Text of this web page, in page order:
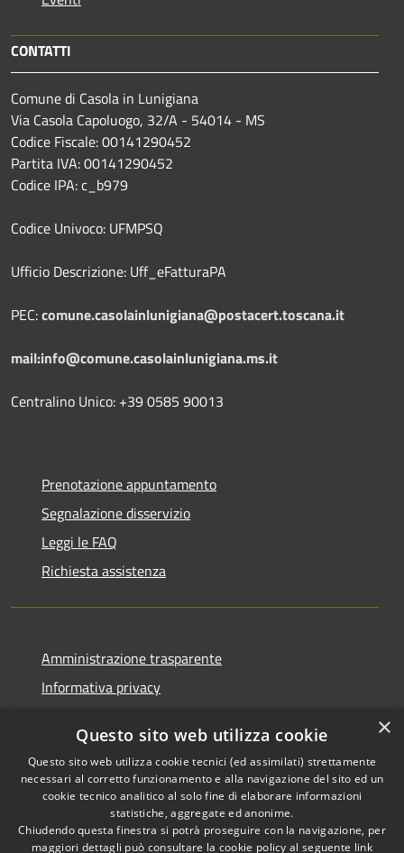
CONTATTI
Comune di Casola in Lunigiana
Via Casola Capoluogo, 32/A - 54014 - MS
Codice Fiscale: 00141290452
Partita IVA: 00141290452
Codice IPA: c_b979
Codice Univoco: UFMPSQ
Ufficio Descrizione: Uff_eFatturaPA
PEC:comune.casolainlunigiana@postacert.toscana.it
mail:info@comune.casolainlunigiana.ms.it
Centralino Unico: +39 0585 90013
Prenotazione appuntamento
Segnalazione disservizio
Leggi le FAQ
Richiesta assistenza
Amministrazione trasparente
Informativa privacy
Dichiarazione di accessibilità
RSS
Copyright © 2026 • Comune di
×
Questo sito web utilizza cookie
Questo sito web utilizza cookie tecnici (ed assimilati) strettamente
necessari al corretto funzionamento e alla navigazione del sito ed un
cookie tecnico analitico al solo fine di elaborare informazioni
statistiche, aggregate ed anonime.
Chiudendo questa finestra si potrà proseguire con la navigazione, per
maggiori dettagli può consultare la cookie policy al seguente link